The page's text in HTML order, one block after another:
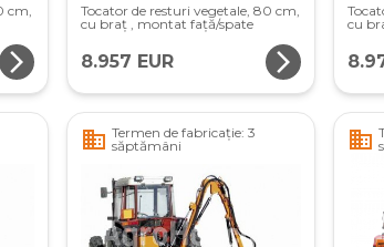
cm,
arrow_forward_ios
Tocator de resturi vegetale, 80 cm,
cu braț , montat față/spate
8.957 EUR arrow_forward_ios
cu
business Termen de fabricație: 3
săptămâni
business